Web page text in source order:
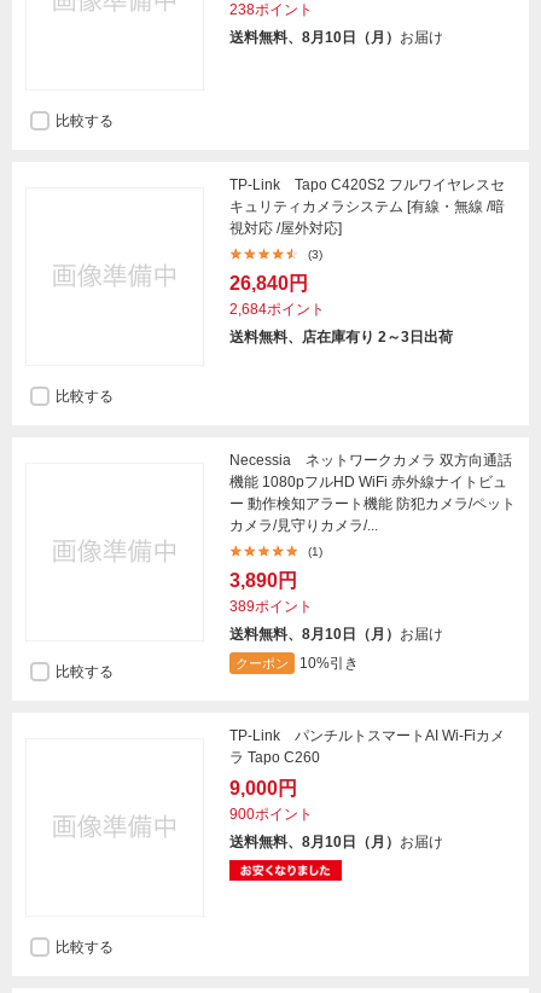
238ポイント
送料無料、8月10日（月） お届け
比較する
TP-Link Tapo C420S2 フルワイヤレスセ
キュリティカメラシステム [有線・無線 /暗
視対応 /屋外対応]
(3)
26,840円
2,684ポイント
送料無料、店在庫有り 2～3日出荷
比較する
Necessia ネットワークカメラ 双方向通話
機能 1080pフルHD WiFi 赤外線ナイトビュ
ー 動作検知アラート機能 防犯カメラ/ペット
カメラ/見守りカメラ/...
(1)
3,890円
389ポイント
送料無料、8月10日（月） お届け
クーポン 10%引き
比較する
TP-Link パンチルトスマートAI Wi-Fiカメ
ラ Tapo C260
9,000円
900ポイント
送料無料、8月10日（月） お届け
比較する